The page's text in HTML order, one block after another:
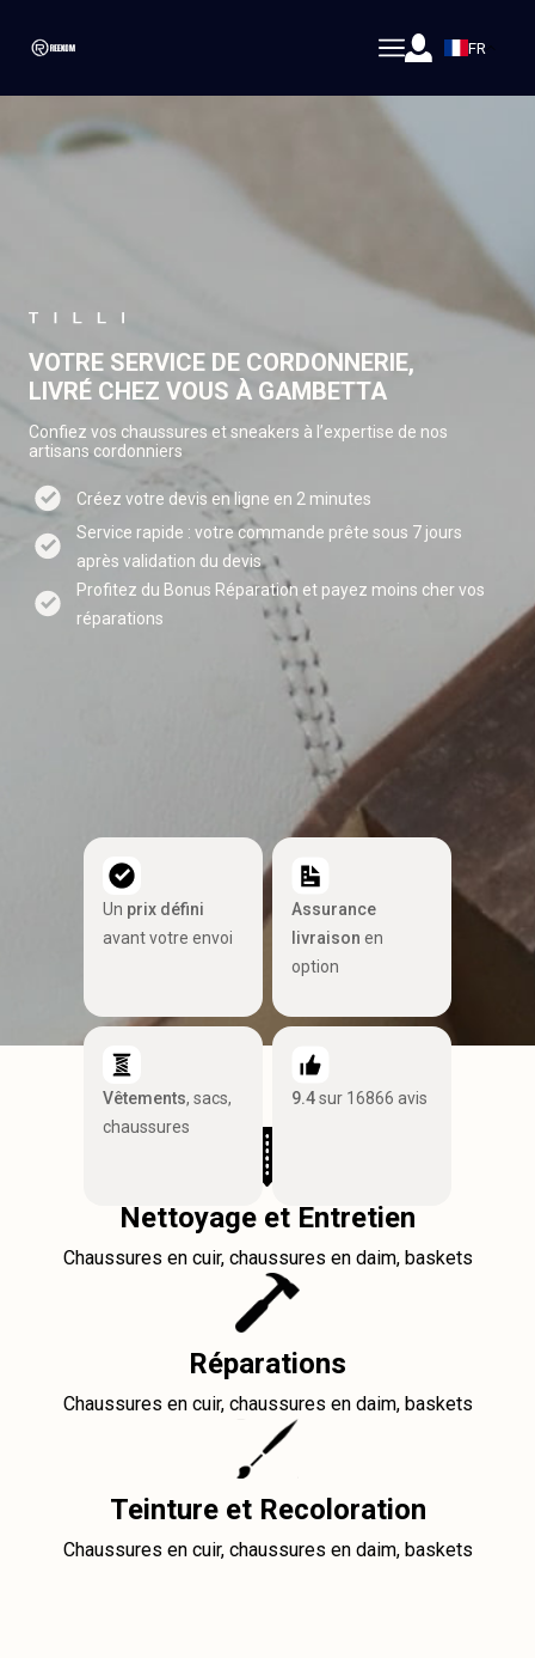
FR
VOTRE SERVICE DE CORDONNERIE,
LIVRÉ CHEZ VOUS À GAMBETTA
Confiez vos chaussures et sneakers à l’expertise de nos
artisans cordonniers
Créez votre devis en ligne en 2 minutes
Service rapide : votre commande prête sous 7 jours
après validation du devis
Profitez du Bonus Réparation et payez moins cher vos
réparations
Un prix défini
avant votre envoi
Assurance
livraison en
option
Vêtements, sacs,
chaussures
9.4sur 16866 avis
Nettoyage et Entretien
Chaussures en cuir, chaussures en daim, baskets
Réparations
Chaussures en cuir, chaussures en daim, baskets
Teinture et Recoloration
Chaussures en cuir, chaussures en daim, baskets